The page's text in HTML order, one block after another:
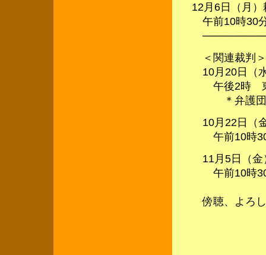
12月6日（月）
午前10時30
＜関連裁判＞
10月20日（水
午後2時 東
＊弁護団に
10月22日（金
午前10時30
11月5日（金
午前10時30
傍聴、よろし